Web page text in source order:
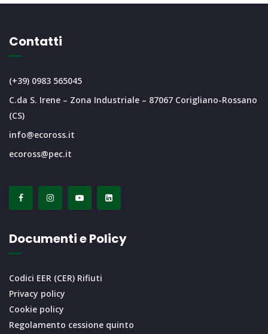
Contatti
(+39) 0983 565045
C.da S. Irene – Zona Industriale – 87067 Corigliano-Rossano
(CS)
info@ecoross.it
ecoross@pec.it
Documenti e Policy
Codici EER (CER) Rifiuti
Privacy policy
Cookie policy
Regolamento cessione quinto